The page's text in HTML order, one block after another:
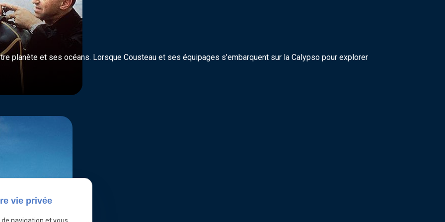
planète et ses océans. Lorsque Cousteau et ses équipages s’embarquent sur la Calypso pour explorer
vie privée